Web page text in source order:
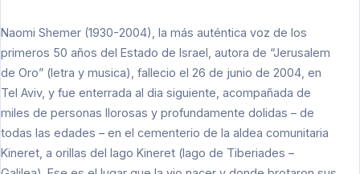
Naomi Shemer (1930-2004) , la más auténtica voz de los
primeros 50 años del Estado de Israel, autora de “Jerusalem
de Oro” (letra y musica), fallecio el 26 de junio de 2004, en
Tel Aviv, y fue enterrada al dia siguiente, acompañada de
miles de personas llorosas y profundamente dolidas – de
todas las edades – en el cementerio de la aldea comunitaria
Kineret, a orillas del lago Kineret (lago de Tiberiades –